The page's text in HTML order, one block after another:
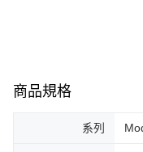
商品規格
系列